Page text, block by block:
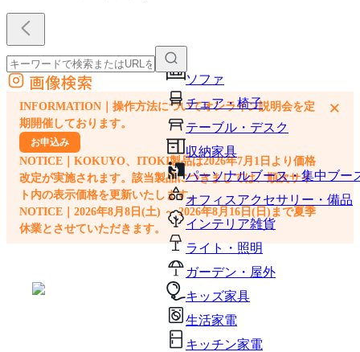
ソファ
チェア・椅子
テーブル・デスク
収納家具
パーソナルブース・集中ブー
オフィスアクセサリー・備品
インテリア雑貨
ライト・照明
ガーデン・屋外
キッズ家具
生活家電
キッチン家電
外部サイトの商品をカートに追加
他のサイトで見つけた商品ページのURLを貼り付けて、カートに追加できます
画像検索
INFORMATION｜操作方法についてオンライン説明会を定
期開催しております。
お申込み
NOTICE｜KOKUYO、ITOKI製品は2026年7月1日より価格
改定が実施されます。該当製品につきましては、順次サイ
ト内の表示価格を更新いたします。
NOTICE｜2026年8月8日(土) ～ 2026年8月16日(日)まで夏季
休業とさせていただきます。
×